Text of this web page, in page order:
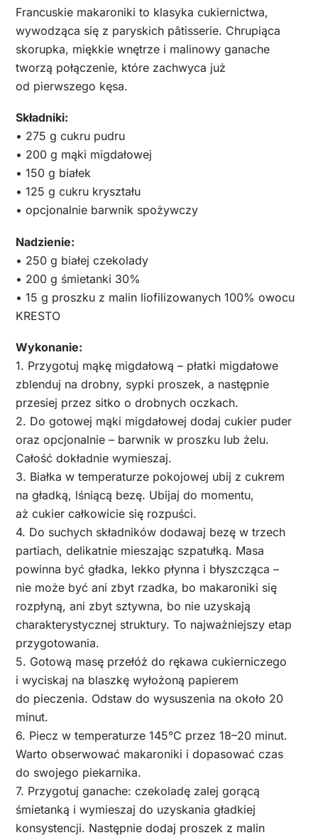
Francuskie makaroniki to klasyka cukiernictwa,
wywodząca się z paryskich pâtisserie. Chrupiąca
skorupka, miękkie wnętrze i malinowy ganache
tworzą połączenie, które zachwyca już
od pierwszego kęsa.
Składniki:
• 275 g cukru pudru
• 200 g mąki migdałowej
• 150 g białek
• 125 g cukru kryształu
• opcjonalnie barwnik spożywczy
Nadzienie:
• 250 g białej czekolady
• 200 g śmietanki 30%
• 15 g proszku z malin liofilizowanych 100% owocu
KRESTO
Wykonanie:
1. Przygotuj mąkę migdałową – płatki migdałowe
zblenduj na drobny, sypki proszek, a następnie
przesiej przez sitko o drobnych oczkach.
2. Do gotowej mąki migdałowej dodaj cukier puder
oraz opcjonalnie – barwnik w proszku lub żelu.
Całość dokładnie wymieszaj.
3. Białka w temperaturze pokojowej ubij z cukrem
na gładką, lśniącą bezę. Ubijaj do momentu,
aż cukier całkowicie się rozpuści.
4. Do suchych składników dodawaj bezę w trzech
partiach, delikatnie mieszając szpatułką. Masa
powinna być gładka, lekko płynna i błyszcząca –
nie może być ani zbyt rzadka, bo makaroniki się
rozpłyną, ani zbyt sztywna, bo nie uzyskają
charakterystycznej struktury. To najważniejszy etap
przygotowania.
5. Gotową masę przełóż do rękawa cukierniczego
i wyciskaj na blaszkę wyłożoną papierem
do pieczenia. Odstaw do wysuszenia na około 20
minut.
6. Piecz w temperaturze 145°C przez 18–20 minut.
Warto obserwować makaroniki i dopasować czas
do swojego piekarnika.
7. Przygotuj ganache: czekoladę zalej gorącą
śmietanką i wymieszaj do uzyskania gładkiej
konsystencji. Następnie dodaj proszek z malin